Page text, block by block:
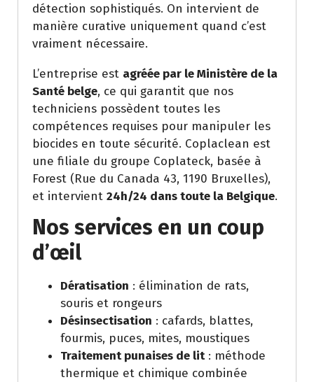
détection sophistiqués. On intervient de
manière curative uniquement quand c’est
vraiment nécessaire.
L’entreprise est agréée par le Ministère de la
Santé belge, ce qui garantit que nos
techniciens possèdent toutes les
compétences requises pour manipuler les
biocides en toute sécurité. Coplaclean est
une filiale du groupe Coplateck, basée à
Forest (Rue du Canada 43, 1190 Bruxelles),
et intervient 24h/24 dans toute la Belgique.
Nos services en un coup
d’œil
Dératisation : élimination de rats,
souris et rongeurs
Désinsectisation : cafards, blattes,
fourmis, puces, mites, moustiques
Traitement punaises de lit: méthode
thermique et chimique combinée